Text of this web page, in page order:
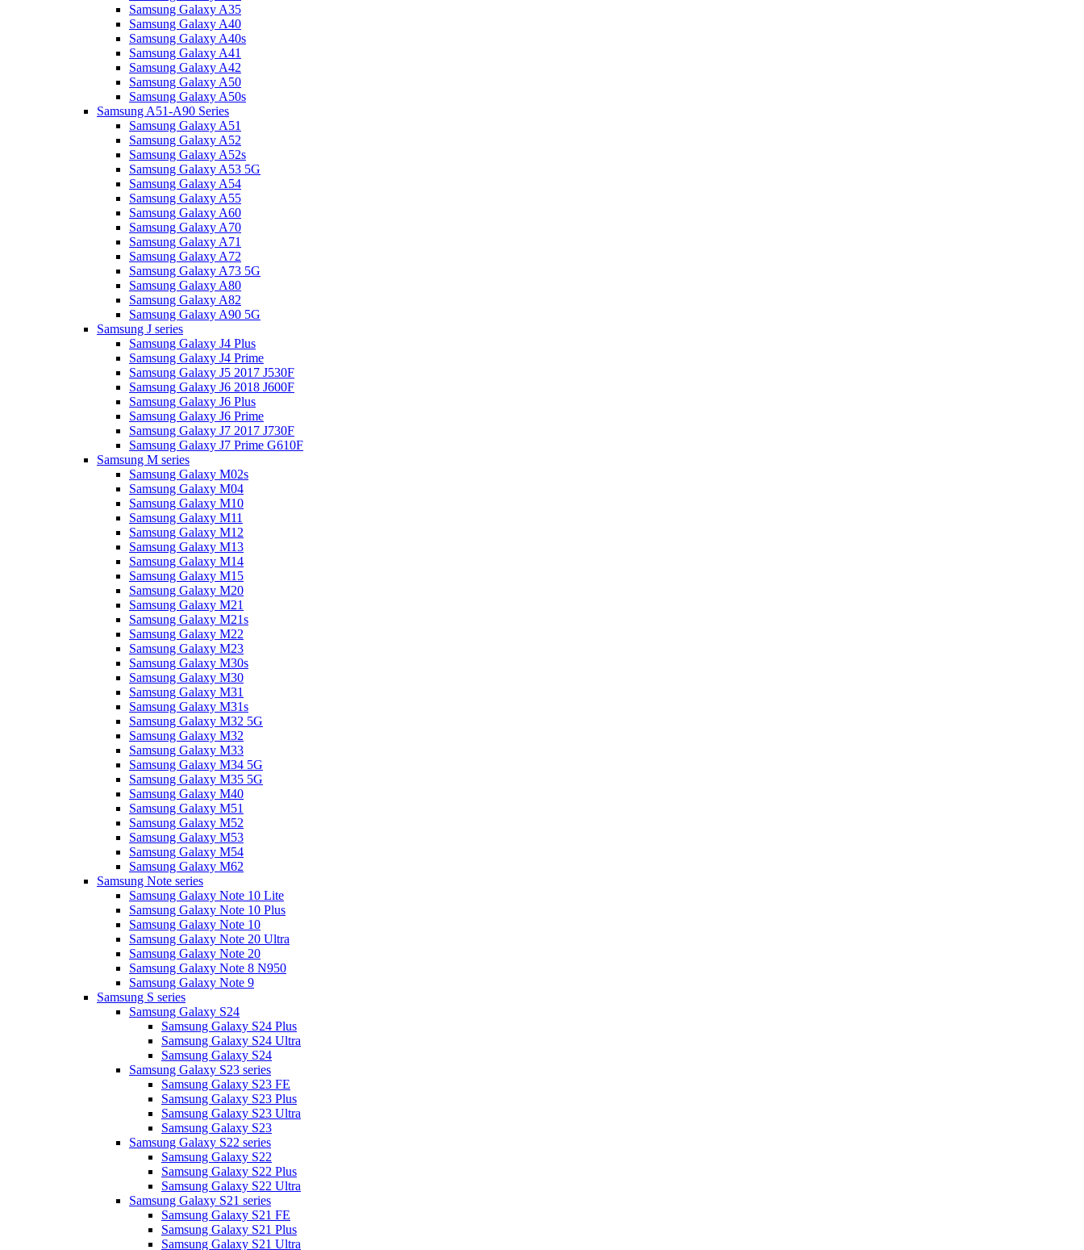
Samsung Galaxy A35
Samsung Galaxy A40
Samsung Galaxy A40s
Samsung Galaxy A41
Samsung Galaxy A42
Samsung Galaxy A50
Samsung Galaxy A50s
Samsung A51-A90 Series
Samsung Galaxy A51
Samsung Galaxy A52
Samsung Galaxy A52s
Samsung Galaxy A53 5G
Samsung Galaxy A54
Samsung Galaxy A55
Samsung Galaxy A60
Samsung Galaxy A70
Samsung Galaxy A71
Samsung Galaxy A72
Samsung Galaxy A73 5G
Samsung Galaxy A80
Samsung Galaxy A82
Samsung Galaxy A90 5G
Samsung J series
Samsung Galaxy J4 Plus
Samsung Galaxy J4 Prime
Samsung Galaxy J5 2017 J530F
Samsung Galaxy J6 2018 J600F
Samsung Galaxy J6 Plus
Samsung Galaxy J6 Prime
Samsung Galaxy J7 2017 J730F
Samsung Galaxy J7 Prime G610F
Samsung M series
Samsung Galaxy M02s
Samsung Galaxy M04
Samsung Galaxy M10
Samsung Galaxy M11
Samsung Galaxy M12
Samsung Galaxy M13
Samsung Galaxy M14
Samsung Galaxy M15
Samsung Galaxy M20
Samsung Galaxy M21
Samsung Galaxy M21s
Samsung Galaxy M22
Samsung Galaxy M23
Samsung Galaxy M30s
Samsung Galaxy M30
Samsung Galaxy M31
Samsung Galaxy M31s
Samsung Galaxy M32 5G
Samsung Galaxy M32
Samsung Galaxy M33
Samsung Galaxy M34 5G
Samsung Galaxy M35 5G
Samsung Galaxy M40
Samsung Galaxy M51
Samsung Galaxy M52
Samsung Galaxy M53
Samsung Galaxy M54
Samsung Galaxy M62
Samsung Note series
Samsung Galaxy Note 10 Lite
Samsung Galaxy Note 10 Plus
Samsung Galaxy Note 10
Samsung Galaxy Note 20 Ultra
Samsung Galaxy Note 20
Samsung Galaxy Note 8 N950
Samsung Galaxy Note 9
Samsung S series
Samsung Galaxy S24
Samsung Galaxy S24 Plus
Samsung Galaxy S24 Ultra
Samsung Galaxy S24
Samsung Galaxy S23 series
Samsung Galaxy S23 FE
Samsung Galaxy S23 Plus
Samsung Galaxy S23 Ultra
Samsung Galaxy S23
Samsung Galaxy S22 series
Samsung Galaxy S22
Samsung Galaxy S22 Plus
Samsung Galaxy S22 Ultra
Samsung Galaxy S21 series
Samsung Galaxy S21 FE
Samsung Galaxy S21 Plus
Samsung Galaxy S21 Ultra